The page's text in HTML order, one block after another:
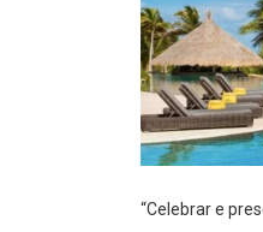
“Celebrar e